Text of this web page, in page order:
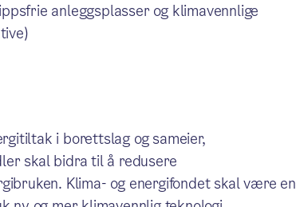
anleggsplasser og klimavennlige
i borettslag og sameier,
skal bidra til å redusere
Klima- og energifondet skal være en